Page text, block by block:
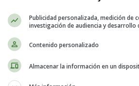
Publicidad personalizada, medición de
investigación de audiencia y desarrollo
Contenido personalizado
Almacenar la información en un